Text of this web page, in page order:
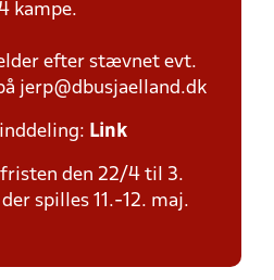
kampe.
efter stævnet evt.
jerp@dbusjaelland.dk
Link
den 22/4 til 3.
spilles 11.-12. maj.